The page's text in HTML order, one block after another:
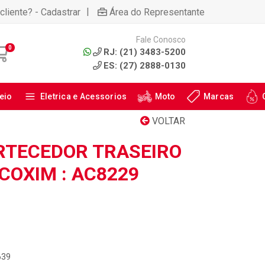
- Cadastrar | Área do Representante
0
Fale Conosco
RJ: (21) 3483-5200
ES: (27) 2888-0130
Eletrica e Acessorios Moto Marcas
VOLTAR
TRASEIRO
: AC8229